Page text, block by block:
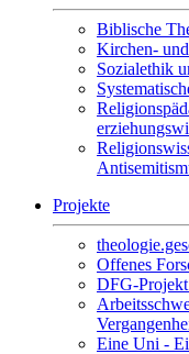
Biblische
Kirchen-
Sozialethik
Projekte
Offenes
DFG-
Eine Uni -